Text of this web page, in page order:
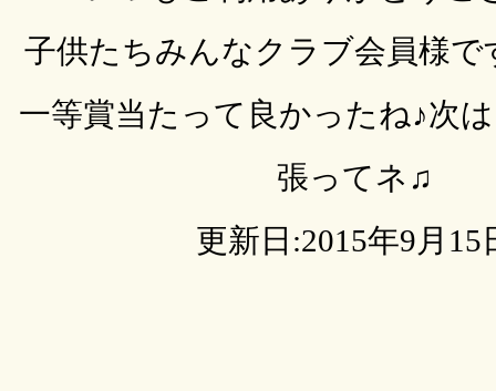
子供たちみんなクラブ会員様で
一等賞当たって良かったね♪次
張ってネ♫
更新日:2015年9月15